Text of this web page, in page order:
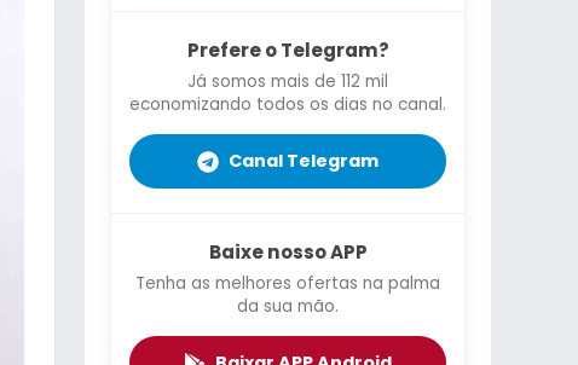
Prefere o Telegram?
Já somos mais de 112 mil
economizando todos os dias no canal.
Canal Telegram
Baixe nosso APP
Tenha as melhores ofertas na palma
da sua mão.